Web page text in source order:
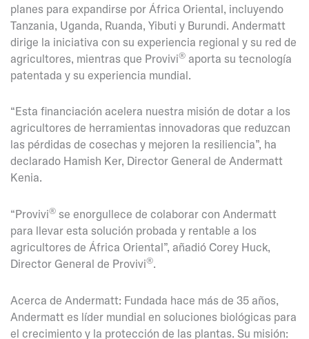
planes para expandirse por África Oriental, incluyendo
Tanzania, Uganda, Ruanda, Yibuti y Burundi. Andermatt
dirige la iniciativa con su experiencia regional y su red de
agricultores, mientras que Provivi® aporta su tecnología
patentada y su experiencia mundial.
“Esta financiación acelera nuestra misión de dotar a los
agricultores de herramientas innovadoras que reduzcan
las pérdidas de cosechas y mejoren la resiliencia”, ha
declarado Hamish Ker, Director General de Andermatt
Kenia.
“Provivi® se enorgullece de colaborar con Andermatt
para llevar esta solución probada y rentable a los
agricultores de África Oriental”, añadió Corey Huck,
Director General de Provivi®.
Acerca de Andermatt: Fundada hace más de 35 años,
Andermatt es líder mundial en soluciones biológicas para
el crecimiento y la protección de las plantas. Su misión: